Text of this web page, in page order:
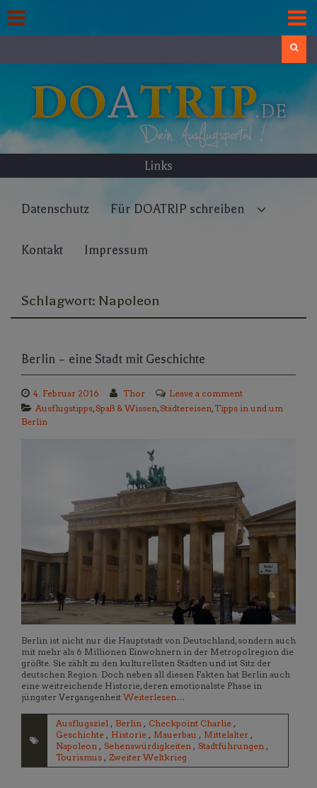
to
content
Links
Datenschutz Für DOATRIP schreiben
Kontakt Impressum
Schlagwort: Napoleon
Berlin – eine Stadt mit Geschichte
4. Februar 2016 Thor
Leave a comment
Ausflugstipps,Spaß & Wissen,Städtereisen, Tipps in und um
Berlin
Berlin ist nicht nur die Hauptstadt von Deutschland, sondern auch
mit mehr als 6 Millionen Einwohnern in der Metropolregion die
größte. Sie zählt zu den kulturellsten Städten und ist Sitz der
deutschen Region. Doch neben all diesen Fakten hat Berlin auch
eine weitreichende Historie, deren emotionalste Phase in
jüngster Vergangenheit Weiterlesen…
Ausflugsziel , Berlin , Checkpoint Charlie ,
Geschichte , Historie , Mauerbau , Mittelalter ,
Napoleon , Sehenswürdigkeiten , Stadtführungen ,
Tourismus , Zweiter Weltkrieg